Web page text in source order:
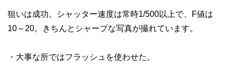
狙いは成功。シャッター速度は常時1/500以上で、F値は
10～20。きちんとシャープな写真が撮れています。
・大事な所ではフラッシュを使わせた。